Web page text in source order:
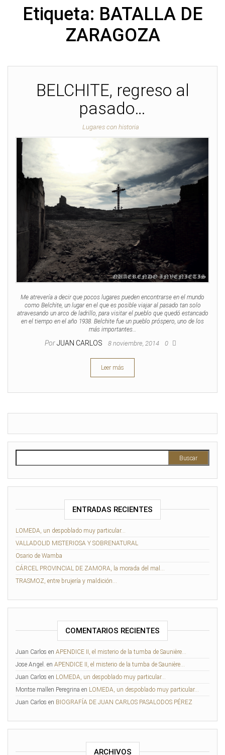
Etiqueta: BATALLA DE
ZARAGOZA
BELCHITE, regreso al
pasado…
Lugares con historia
Me atrevería a decir que pocos lugares pueden encontrarse en el mundo
como Belchite, un lugar en el que es posible viajar al pasado tan solo
atravesando un arco de ladrillo, para visitar el pueblo que quedó estancado
en el tiempo en el año 1938. Belchite fue un pueblo próspero, uno de los
más importantes…
PorJUAN CARLOS 8 noviembre, 2014 0
Leer más
Buscar:
ENTRADAS RECIENTES
LOMEDA, un despoblado muy particular…
VALLADOLID MISTERIOSA Y SOBRENATURAL
Osario de Wamba
CÁRCEL PROVINCIAL DE ZAMORA, la morada del mal…
TRASMOZ, entre brujería y maldición…
COMENTARIOS RECIENTES
Juan Carlos en APENDICE II, el misterio de la tumba de Saunière…
Jose Angel.
en APENDICE II, el misterio de la tumba de Saunière…
Juan Carlos en LOMEDA, un despoblado muy particular…
Montse mallen Peregrina en LOMEDA, un despoblado muy particular…
Juan Carlos en BIOGRAFÍA DE JUAN CARLOS PASALODOS PÉREZ
ARCHIVOS